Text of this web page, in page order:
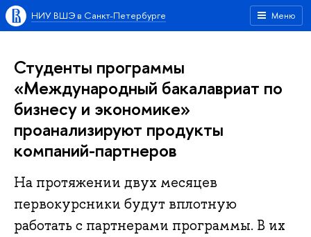
Меню
НИУ ВШЭ в Санкт-Петербурге
Студенты программы
«Международный бакалавриат по
бизнесу и экономике»
проанализируют продукты
компаний-партнеров
На протяжении двух месяцев
первокурсники будут вплотную
работать с партнерами программы. В их